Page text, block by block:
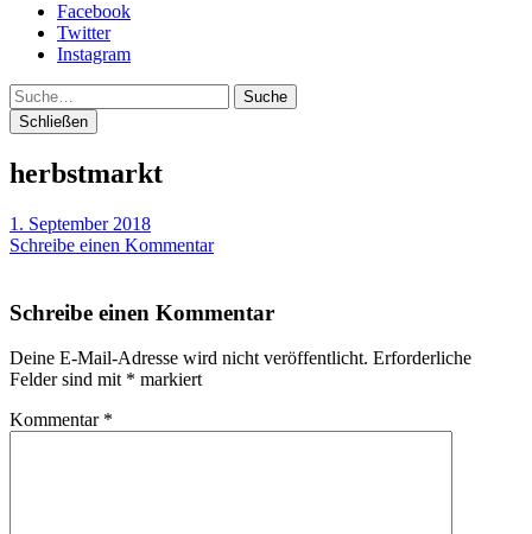
Facebook
Twitter
Instagram
Suche
Schließen
herbstmarkt
1. September 2018
Schreibe einen Kommentar
Schreibe einen Kommentar
Deine E-Mail-Adresse wird nicht veröffentlicht. Erforderliche
Felder sind mit * markiert
Kommentar *